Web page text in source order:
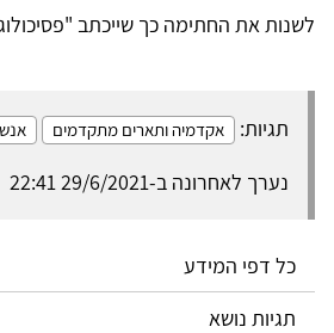
לשנות את החתימה כך שייכתב
תגיות: אקדמיה ותארים מתקדמים
נערך לאחרונה ב-29/6/2021 22:41
כל דפי המידע
תגיות נושא